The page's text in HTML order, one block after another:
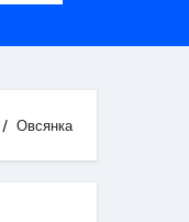
Овсянка